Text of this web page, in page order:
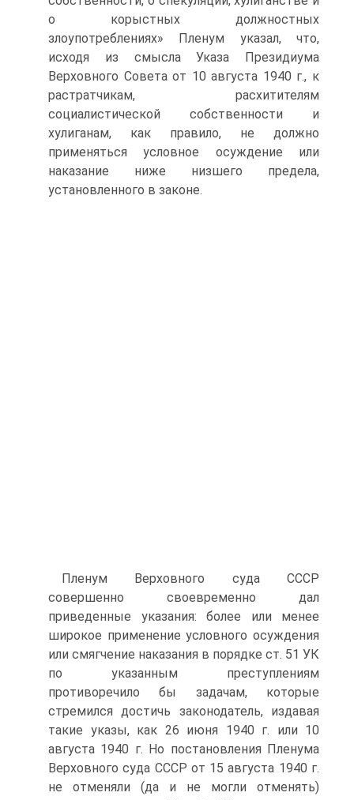
о корыстных должностных
злоупотреблениях» Пленум указал, что,
исходя из смысла Указа Президиума
Верховного Совета от 10 августа 1940 г., к
растратчикам, расхитителям
социалистической собственности и
хулиганам, как правило, не должно
применяться условное осуждение или
наказание ниже низшего предела,
установленного в законе.
Пленум Верховного суда СССР
совершенно своевременно дал
приведенные указания: более или менее
широкое применение условного осуждения
или смягчение наказания в порядке ст. 51 УК
по указанным преступлениям
противоречило бы задачам, которые
стремился достичь законодатель, издавая
такие указы, как 26 июня 1940 г. или 10
августа 1940 г. Но постановления Пленума
Верховного суда СССР от 15 августа 1940 г.
не отменяли (да и не могли отменять)